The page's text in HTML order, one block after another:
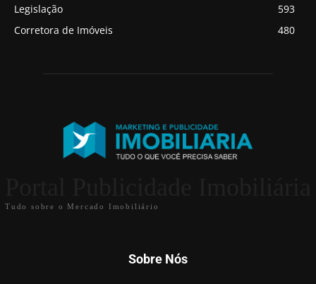
Legislação
593
Corretora de Imóveis
480
Tudo sobre o Mercado Imobiliário
Sobre Nós